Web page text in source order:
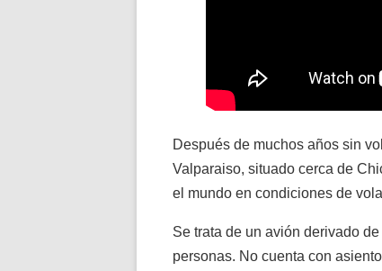
Después de muchos años sin
Valparaiso, situado cerca de
el mundo en condiciones de
Se trata de un avión derivado
personas. No cuenta con